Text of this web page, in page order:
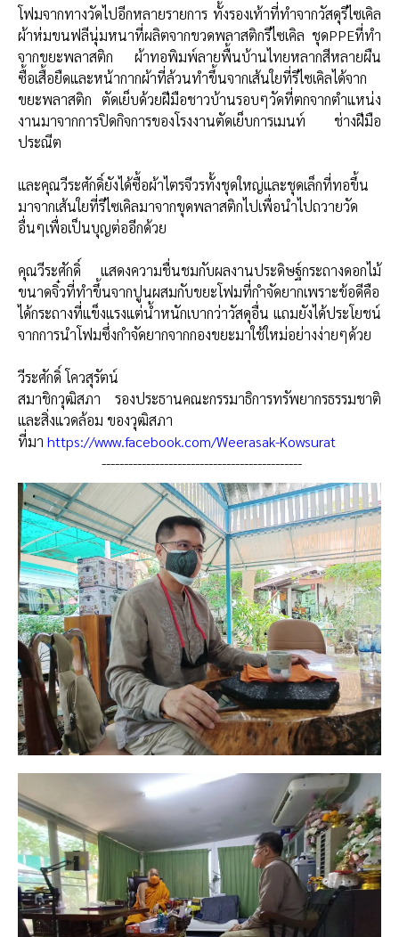
โฟมจากทางวัดไปอีกหลายรายการ ทั้งรองเท้าที่ทำจากวัสดุรีไซเคิล
ผ้าห่มขนฟลีนุ่มหนาที่ผลิตจากขวดพลาสติกรีไซเคิล ชุดPPEที่ทำ
จากขยะพลาสติก ผ้าทอพิมพ์ลายพื้นบ้านไทยหลากสีหลายผืน
ซื้อเสื้อยืดและหน้ากากผ้าที่ล้วนทำขึ้นจากเส้นใยที่รีไซเคิลได้จาก
ขยะพลาสติก ตัดเย็บด้วยฝีมือชาวบ้านรอบๆวัดที่ตกจากตำแหน่ง
งานมาจากการปิดกิจการของโรงงานตัดเย็บการเมนท์ ช่างฝีมือ
ประณีต
และคุณวีระศักดิ์ยังได้ซื้อผ้าไตรจีวรทั้งชุดใหญ่และชุดเล็กที่ทอขึ้น
มาจากเส้นใยที่รีไซเคิลมาจากขุดพลาสติกไปเพื่อนำไปถวายวัด
อื่นๆเพื่อเป็นบุญต่ออีกด้วย
คุณวีระศักดิ์ แสดงความชื่นชมกับผลงานประดิษฐ์กระถางดอกไม้
ขนาดจิ๋วที่ทำขึ้นจากปูนผสมกับขยะโฟมที่กำจัดยากเพราะข้อดีคือ
ได้กระถางที่แข็งแรงแต่น้ำหนักเบากว่าวัสดุอื่น แถมยังได้ประโยชน์
จากการนำโฟมซึ่งกำจัดยากจากกองขยะมาใช้ใหม่อย่างง่ายๆด้วย
วีระศักดิ์ โควสุรัตน์
สมาชิกวุฒิสภา รองประธานคณะกรรมาธิการทรัพยากรธรรมชาติ
และสิ่งแวดล้อม ของวุฒิสภา
ที่มา https://www.facebook.com/Weerasak-Kowsurat
---------------------------------------------